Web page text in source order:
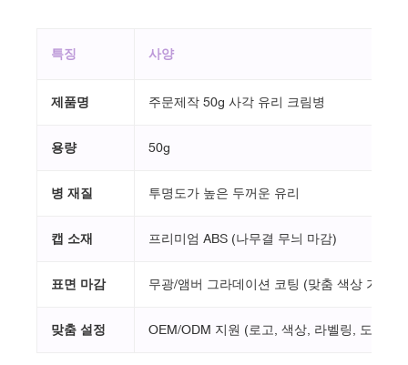
특징 사양
제품명 주문제작 50g 사각 유리 크림병
용량 50g
병 재질 투명도가 높은 두꺼운 유리
캡 소재 프리미엄 ABS (나무결 무늬 마감)
표면 마감 무광/앰버 그라데이션 코팅 (맞춤 색상 가능)
맞춤 설정 OEM/ODM 지원 (로고, 색상, 라벨링, 도색, 도